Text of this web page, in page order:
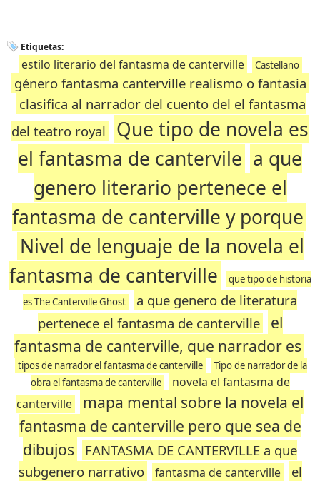
Etiquetas:
estilo literario del fantasma de canterville Castellano
género fantasma canterville realismo o fantasia
clasifica al narrador del cuento del el fantasma
del teatro royal
Que tipo de novela es
el fantasma de cantervile a que
genero literario pertenece el
fantasma de canterville y porque
Nivel de lenguaje de la novela el
fantasma de canterville
que tipo de historia
es The Canterville Ghost
a que genero de literatura
pertenece el fantasma de canterville
el
fantasma de canterville, que narrador es
tipos de narrador el fantasma de canterville
Tipo de narrador de la
obra el fantasma de canterville
novela el fantasma de
canterville
mapa mental sobre la novela el
fantasma de canterville pero que sea de
dibujos
FANTASMA DE CANTERVILLE a que
subgenero narrativo
fantasma de canterville
el